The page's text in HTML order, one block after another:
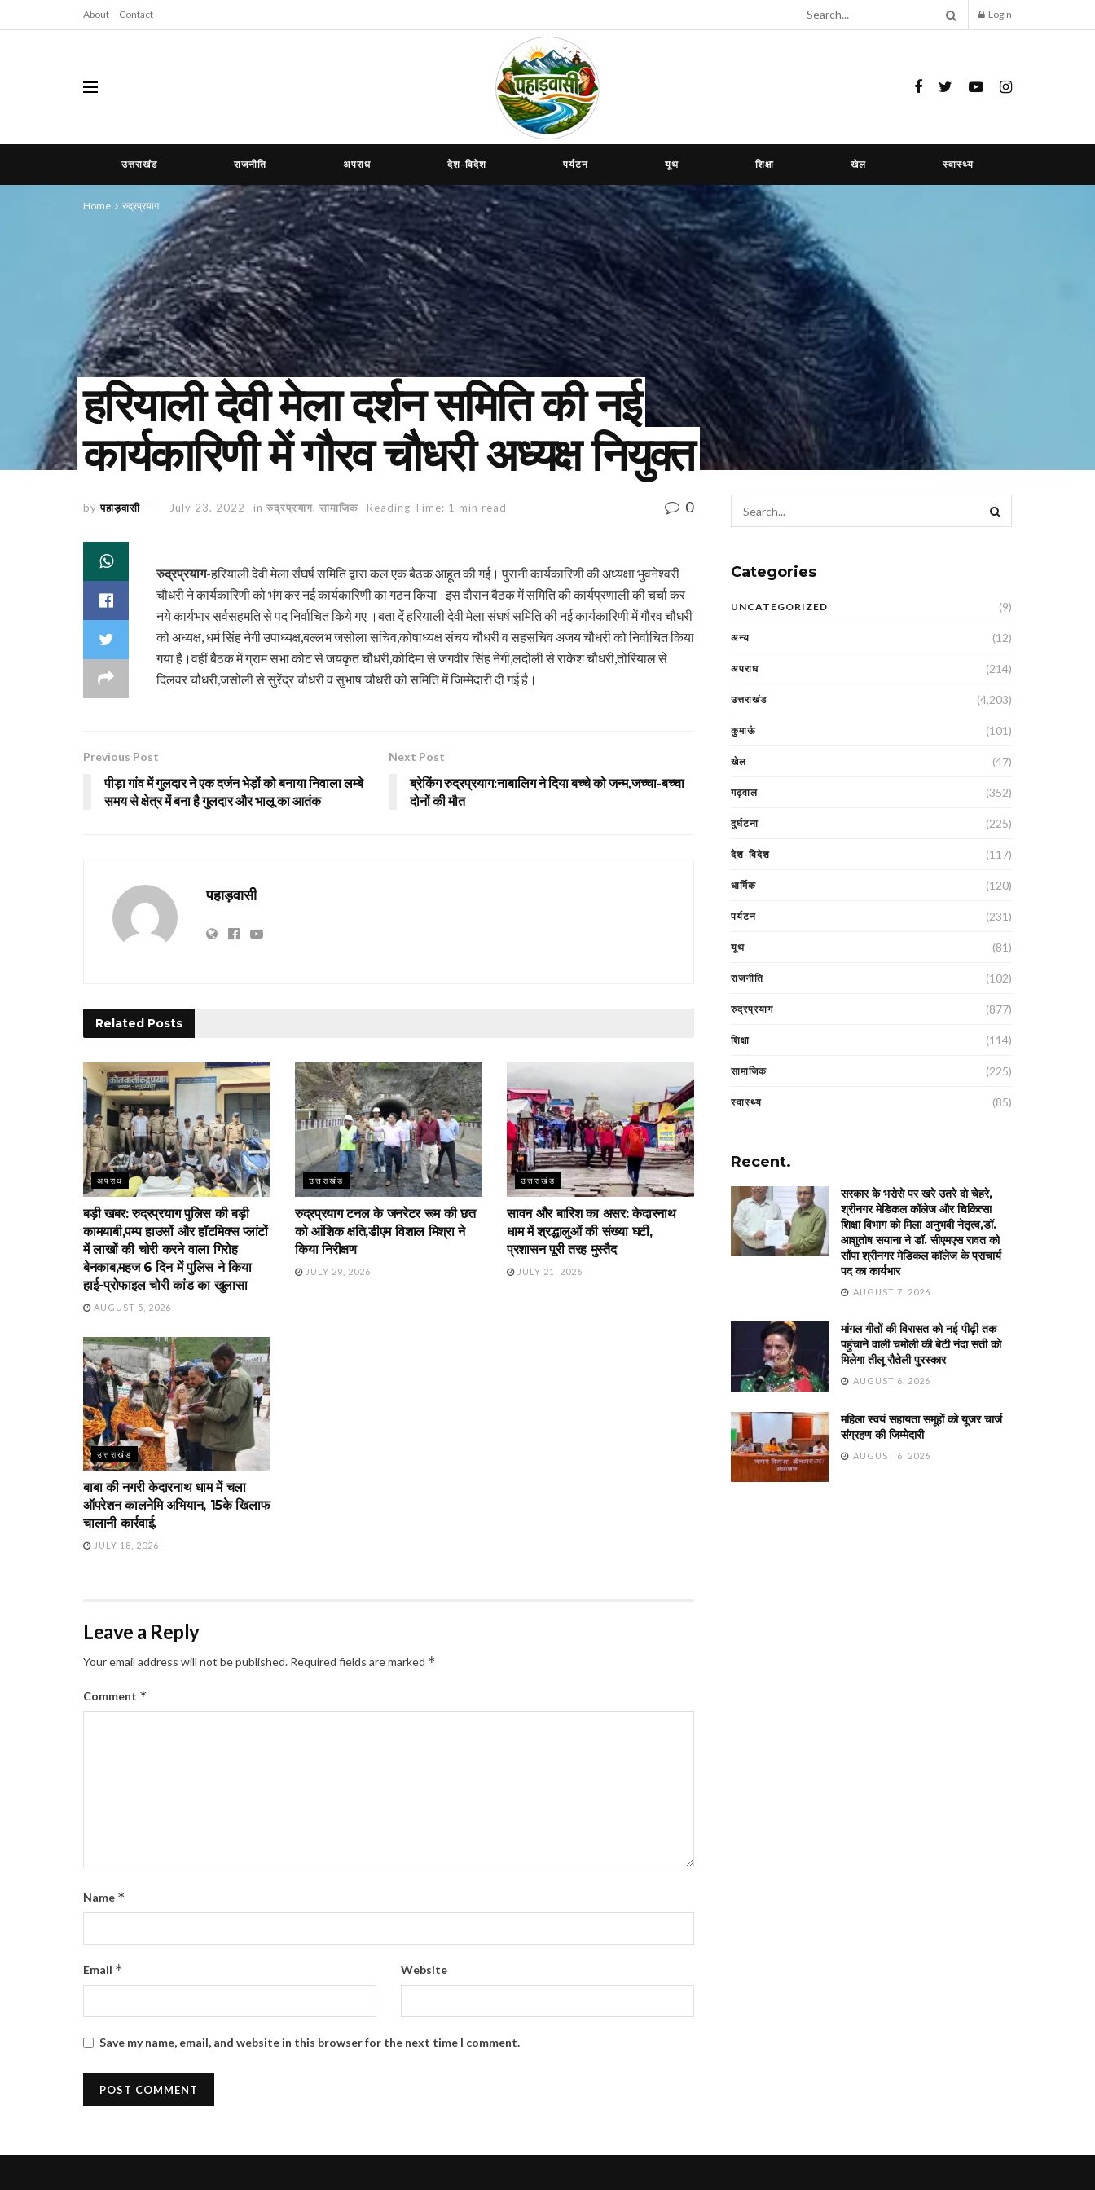
About Contact Login
उत्तराखंड राजनीति अपराध देश-विदेश पर्यटन यूथ शिक्षा खेल स्वास्थ्य
Home रुद्रप्रयाग
हरियाली देवी मेला दर्शन समिति की नई
कार्यकारिणी में गौरव चौधरी अध्यक्ष नियुक्त
by पहाड़वासी July 23, 2022 in रुद्रप्रयाग, सामाजिक Reading Time: 1 min read 0
रुद्रप्रयाग-हरियाली देवी मेला सँघर्ष समिति द्वारा कल एक बैठक आहूत की गई। पुरानी कार्यकारिणी की अध्यक्षा भुवनेश्वरी
चौधरी ने कार्यकारिणी को भंग कर नई कार्यकारिणी का गठन किया।इस दौरान बैठक में समिति की कार्यप्रणाली की चर्चा कर
नये कार्यभार सर्वसहमति से पद निर्वाचित किये गए ।बता दें हरियाली देवी मेला संघर्ष समिति की नई कार्यकारिणी में गौरव चौधरी
को अध्यक्ष, धर्म सिंह नेगी उपाध्यक्ष,बल्लभ जसोला सचिव,कोषाध्यक्ष संचय चौधरी व सहसचिव अजय चौधरी को निर्वाचित किया
गया है।वहीं बैठक में ग्राम सभा कोट से जयकृत चौधरी,कोदिमा से जंगवीर सिंह नेगी,लदोली से राकेश चौधरी,तोरियाल से
दिलवर चौधरी,जसोली से सुरेंद्र चौधरी व सुभाष चौधरी को समिति में जिम्मेदारी दी गई है।
Previous Post
पीड़ा गांव में गुलदार ने एक दर्जन भेड़ों को बनाया निवाला लम्बे
समय से क्षेत्र में बना है गुलदार और भालू का आतंक
Next Post
ब्रेकिंग रुद्रप्रयाग:नाबालिग ने दिया बच्चे को जन्म,जच्चा-बच्चा
दोनों की मौत
पहाड़वासी
Related Posts
अपराध
बड़ी खबर: रुद्रप्रयाग पुलिस की बड़ी
कामयाबी,पम्प हाउसों और हॉटमिक्स प्लांटों
में लाखों की चोरी करने वाला गिरोह
बेनकाब,महज 6 दिन में पुलिस ने किया
हाई-प्रोफाइल चोरी कांड का खुलासा
AUGUST 5, 2026
उत्तराखंड
रुद्रप्रयाग टनल के जनरेटर रूम की छत
को आंशिक क्षति,डीएम विशाल मिश्रा ने
किया निरीक्षण
JULY 29, 2026
उत्तराखंड
सावन और बारिश का असर: केदारनाथ
धाम में श्रद्धालुओं की संख्या घटी,
प्रशासन पूरी तरह मुस्तैद
JULY 21, 2026
उत्तराखंड
बाबा की नगरी केदारनाथ धाम में चला
ऑपरेशन कालनेमि अभियान, 15के खिलाफ
चालानी कार्रवाई.
JULY 18, 2026
Leave a Reply
Your email address will not be published. Required fields are marked *
Comment *
Name *
Email * Website
Save my name, email, and website in this browser for the next time I comment.
Categories
UNCATEGORIZED (9)
अन्य (12)
अपराध (214)
उत्तराखंड (4,203)
कुमाऊं (101)
खेल (47)
गढ़वाल (352)
दुर्घटना (225)
देश-विदेश (117)
धार्मिक (120)
पर्यटन (231)
यूथ (81)
राजनीति (102)
रुद्रप्रयाग (877)
शिक्षा (114)
सामाजिक (225)
स्वास्थ्य (85)
Recent.
सरकार के भरोसे पर खरे उतरे दो चेहरे,
श्रीनगर मेडिकल कॉलेज और चिकित्सा
शिक्षा विभाग को मिला अनुभवी नेतृत्व,डॉ.
आशुतोष सयाना ने डॉ. सीएमएस रावत को
सौंपा श्रीनगर मेडिकल कॉलेज के प्राचार्य
पद का कार्यभार
AUGUST 7, 2026
मांगल गीतों की विरासत को नई पीढ़ी तक
पहुंचाने वाली चमोली की बेटी नंदा सती को
मिलेगा तीलू रौतेली पुरस्कार
AUGUST 6, 2026
महिला स्वयं सहायता समूहों को यूजर चार्ज
संग्रहण की जिम्मेदारी
AUGUST 6, 2026